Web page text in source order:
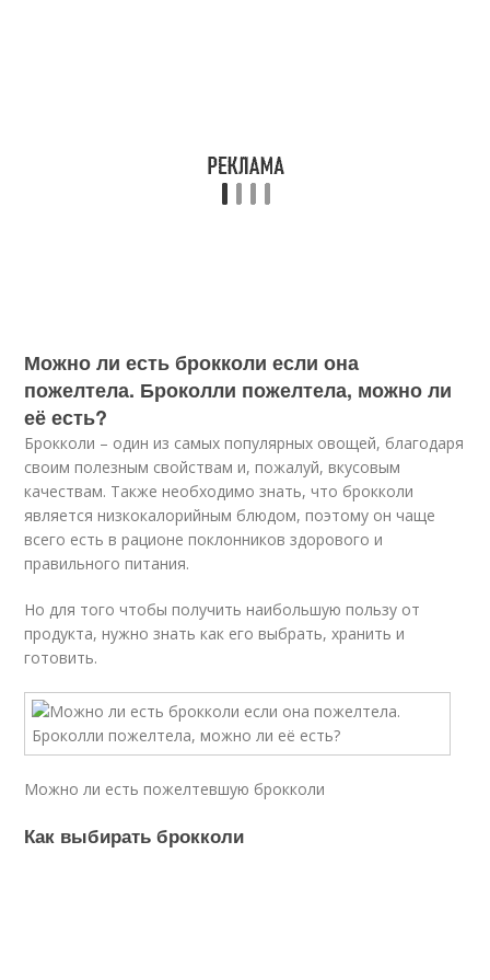
Можно ли есть брокколи если она
пожелтела. Броколли пожелтела, можно ли
её есть?
Брокколи – один из самых популярных овощей, благодаря
своим полезным свойствам и, пожалуй, вкусовым
качествам. Также необходимо знать, что брокколи
является низкокалорийным блюдом, поэтому он чаще
всего есть в рационе поклонников здорового и
правильного питания.
Но для того чтобы получить наибольшую пользу от
продукта, нужно знать как его выбрать, хранить и
готовить.
Можно ли есть пожелтевшую брокколи
Как выбирать брокколи